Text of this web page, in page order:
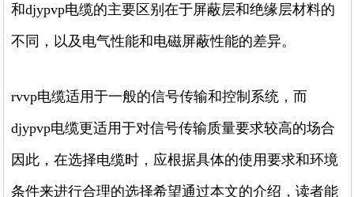
和djypvp电缆的主要区别在于屏蔽层和绝缘层材料的
不同，以及电气性能和电磁屏蔽性能的差异。
rvvp电缆适用于一般的信号传输和控制系统，而
djypvp电缆更适用于对信号传输质量要求较高的场合
因此，在选择电缆时，应根据具体的使用要求和环境
条件来进行合理的选择希望通过本文的介绍，读者能